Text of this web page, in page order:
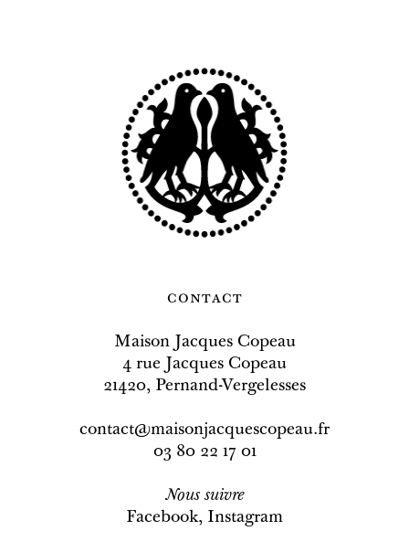
contact
Maison Jacques Copeau
4 rue Jacques Copeau
21420, Pernand-Vergelesses
contact@maisonjacquescopeau.fr
03 80 22 17 01
Nous suivre
Facebook, Instagram